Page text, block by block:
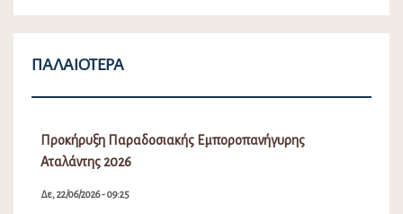
ΠΑΛΑΙΌΤΕΡΑ
Προκήρυξη Παραδοσιακής Εμποροπανήγυρης
Αταλάντης 2026
Δε, 22/06/2026 - 09:25